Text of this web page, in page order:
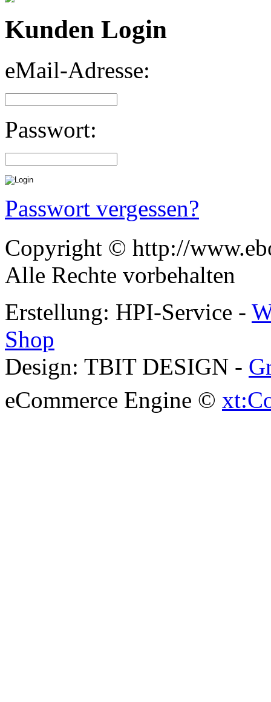
Kunden Login
eMail-Adresse:
Passwort:
Passwort vergessen?
Copyright © http://
Alle Rechte vorbehalten
Erstellung: HPI-Service -
Shop
Design: TBIT DESIGN -
eCommerce Engine ©